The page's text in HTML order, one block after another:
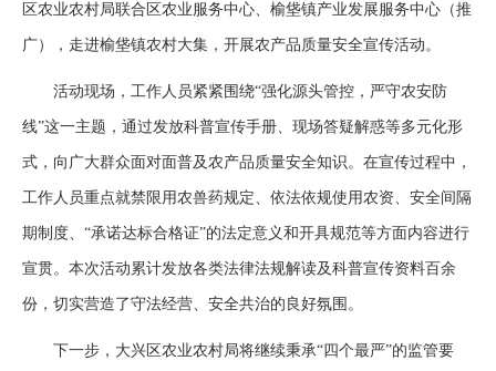
区农业农村局联合区农业服务中心、榆垡镇产业发展服务中心（推
广），走进榆垡镇农村大集，开展农产品质量安全宣传活动。
活动现场，工作人员紧紧围绕“强化源头管控，严守农安防
线”这一主题，通过发放科普宣传手册、现场答疑解惑等多元化形
式，向广大群众面对面普及农产品质量安全知识。在宣传过程中，
工作人员重点就禁限用农兽药规定、依法依规使用农资、安全间隔
期制度、“承诺达标合格证”的法定意义和开具规范等方面内容进行
宣贯。本次活动累计发放各类法律法规解读及科普宣传资料百余
份，切实营造了守法经营、安全共治的良好氛围。
下一步，大兴区农业农村局将继续秉承“四个最严”的监管要